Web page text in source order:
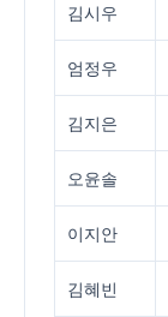
김시우
엄정우
김지은
오윤솔
이지안
김혜빈